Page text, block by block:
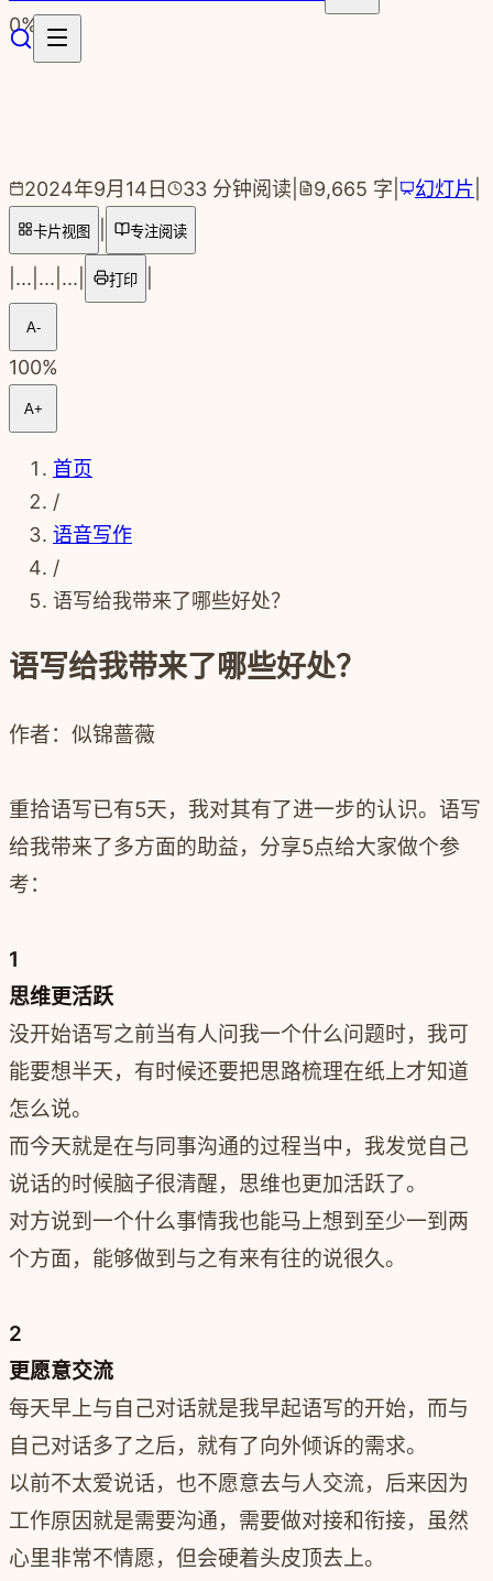
跳转到主要内容
0%
2024年9月14日 33 分钟阅读 9,665 字 幻灯片
卡片视图 专注阅读
... ... ... 打印
A-
100%
A+
首页
/
语音写作
/
语写给我带来了哪些好处？
语写给我带来了哪些好处？
作者： 似锦蔷薇
重拾语写已有5天，我对其有了进一步的认识。语写
给我带来了多方面的助益，分享5点给大家做个参
考：
1
思维更活跃
没开始语写之前当有人问我一个什么问题时，我可
能要想半天，有时候还要把思路梳理在纸上才知道
怎么说。
而今天就是在与同事沟通的过程当中，我发觉自己
说话的时候脑子很清醒，思维也更加活跃了。
对方说到一个什么事情我也能马上想到至少一到两
个方面，能够做到与之有来有往的说很久。
2
更愿意交流
每天早上与自己对话就是我早起语写的开始，而与
自己对话多了之后，就有了向外倾诉的需求。
以前不太爱说话，也不愿意去与人交流，后来因为
工作原因就是需要沟通，需要做对接和衔接，虽然
心里非常不情愿，但会硬着头皮顶去上。